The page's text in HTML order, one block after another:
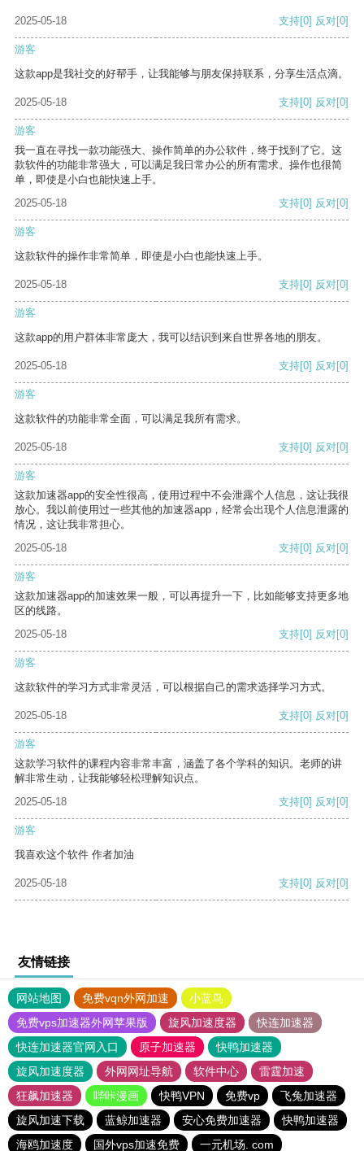
2025-05-18 支持[0] 反对[0]
游客
这款app是我社交的好帮手，让我能够与朋友保持联系，分享生活点滴。
2025-05-18 支持[0] 反对[0]
游客
我一直在寻找一款功能强大、操作简单的办公软件，终于找到了它。这
款软件的功能非常强大，可以满足我日常办公的所有需求。操作也很简
单，即使是小白也能快速上手。
2025-05-18
支持[0] 反对[0]
游客
这款软件的操作非常简单，即使是小白也能快速上手。
2025-05-18 支持[0] 反对[0]
游客
这款app的用户群体非常庞大，我可以结识到来自世界各地的朋友。
2025-05-18 支持[0] 反对[0]
游客
这款软件的功能非常全面，可以满足我所有需求。
2025-05-18 支持[0] 反对[0]
游客
这款加速器app的安全性很高，使用过程中不会泄露个人信息，这让我很
放心。我以前使用过一些其他的加速器app，经常会出现个人信息泄露的
情况，这让我非常担心。
2025-05-18
支持[0] 反对[0]
游客
这款加速器app的加速效果一般，可以再提升一下，比如能够支持更多地
区的线路。
2025-05-18
支持[0] 反对[0]
游客
这款软件的学习方式非常灵活，可以根据自己的需求选择学习方式。
2025-05-18 支持[0] 反对[0]
游客
这款学习软件的课程内容非常丰富，涵盖了各个学科的知识。老师的讲
解非常生动，让我能够轻松理解知识点。
2025-05-18
支持[0] 反对[0]
游客
我喜欢这个软件 作者加油
2025-05-18 支持[0] 反对[0]
友情链接
网站地图 免费vqn外网加速
小蓝鸟
免费vps加速器外网苹果版
旋风加速度器
快连加速器
快连加速器官网入口
原子加速器
快鸭加速器
旋风加速度器
外网网址导航 软件中心
雷霆加速
狂飙加速器
哔咔漫画 快鸭VPN 免费vp
飞兔加速器
旋风加速下载
蓝鲸加速器 安心免费加速器
快鸭加速器
海鸥加速度
国外vps加速免费 一元机场. com